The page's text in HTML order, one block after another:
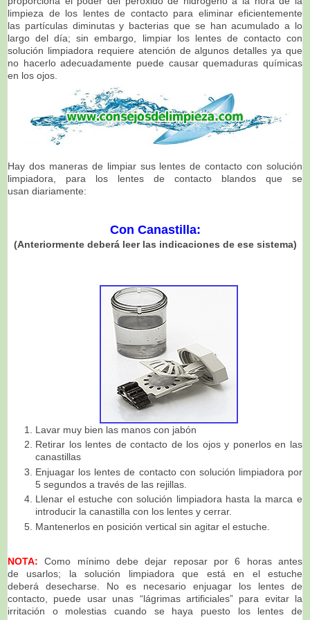
limpieza de los lentes de contacto para eliminar eficientemente
las partículas diminutas y bacterias que se han acumulado a lo
largo del día; sin embargo, limpiar los lentes de contacto con
solución limpiadora requiere atención de algunos detalles ya que
no hacerlo adecuadamente puede causar quemaduras químicas
en los ojos.
Hay dos maneras de limpiar sus lentes de contacto con solución
limpiadora, para los lentes de contacto blandos que se
usan diariamente:
Con Canastilla:
(Anteriormente deberá leer las indicaciones de ese sistema)
Lavar muy bien las manos con jabón
Retirar los lentes de contacto de los ojos y ponerlos en las
canastillas
Enjuagar los lentes de contacto con solución limpiadora por
5 segundos a través de las rejillas.
Llenar el estuche con solución limpiadora hasta la marca e
introducir la canastilla con los lentes y cerrar.
Mantenerlos en posición vertical sin agitar el estuche.
NOTA: Como mínimo debe dejar reposar por 6 horas antes
de usarlos; la solución limpiadora que está en el estuche
deberá desecharse. No es necesario enjuagar los lentes de
contacto, puede usar unas “lágrimas artificiales” para evitar la
irritación o molestias cuando se haya puesto los lentes de